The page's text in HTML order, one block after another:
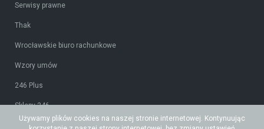
Serwisy prawne
Thak
Wrocławskie biuro rachunkowe
Wzory umów
246 Plus
Sklepy 246
Tidy CRM
Używamy plików cookies na naszej stronie internetowej. Kontynuując